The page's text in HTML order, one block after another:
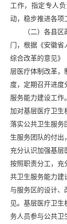
工作，指定专人
动，稳步推进各项
（二）各县区政
门，根据《安徽省
综合改革的意见》
层医疗体制改革，
度，定期召开进度
服务能力建设工作
加对基层医疗卫生
落实公共卫生服务
生服务团队的付出
充分认识加强基层
按照职责分工，充
共卫生服务能力建
与服务区的设计、
见。基层医疗卫生
务人员参与公共卫